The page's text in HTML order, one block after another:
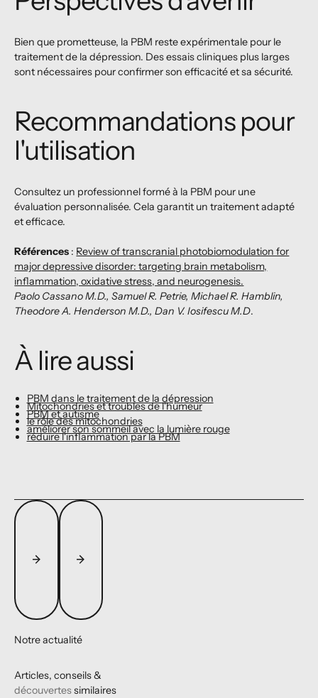
Bien que prometteuse, la PBM reste expérimentale pour le
traitement de la dépression. Des essais cliniques plus larges
sont nécessaires pour confirmer son efficacité et sa sécurité.
Recommandations pour
l'utilisation
Consultez un professionnel formé à la PBM pour une
évaluation personnalisée. Cela garantit un traitement adapté
et efficace.
Références : Review of transcranial photobiomodulation for
major depressive disorder: targeting brain metabolism,
inflammation, oxidative stress, and neurogenesis.
Paolo Cassano M.D., Samuel R. Petrie, Michael R. Hamblin,
Theodore A. Henderson M.D., Dan V. Iosifescu M.D.
À lire aussi
PBM dans le traitement de la dépression
Mitochondries et troubles de l'humeur
PBM et autisme
le rôle des mitochondries
améliorer son sommeil avec la lumière rouge
réduire l'inflammation par la PBM
Notre actualité
Articles, conseils &
découvertessimilaires